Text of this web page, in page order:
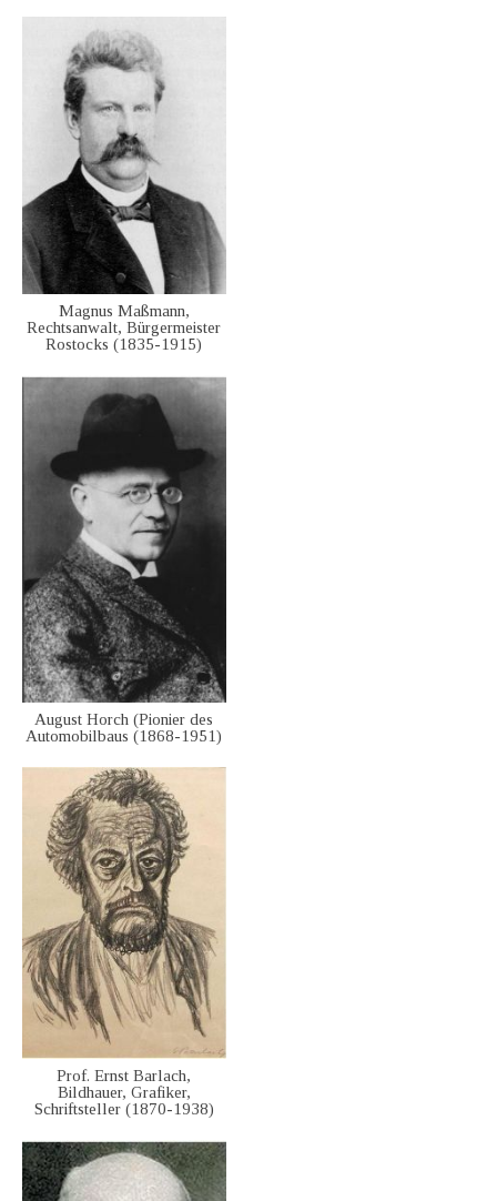
Magnus Maßmann,
Rechtsanwalt, Bürgermeister
Rostocks (1835-1915)
August Horch (Pionier des
Automobilbaus (1868-1951)
Prof. Ernst Barlach,
Bildhauer, Grafiker,
Schriftsteller (1870-1938)